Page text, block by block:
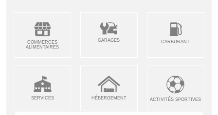
COMMERCES
ALIMENTAIRES
GARAGES CARBURANT
SERVICES HÉBERGEMENT ACTIVITÉS SPORTIVES